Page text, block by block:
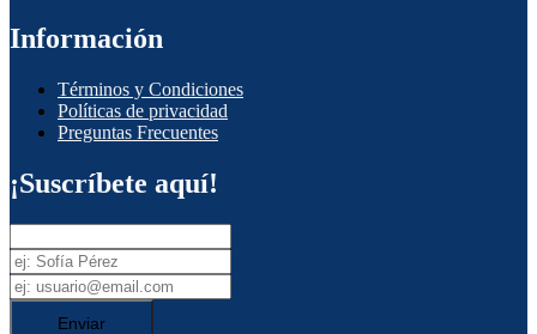
Información
Términos y Condiciones
Políticas de privacidad
Preguntas Frecuentes
¡Suscríbete aquí!
Enviar